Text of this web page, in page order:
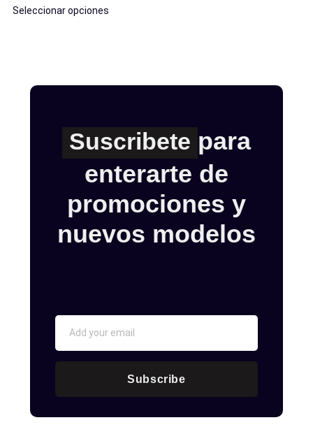
Seleccionar opciones
Suscribete para
enterarte de
promociones y
nuevos modelos
Subscribe